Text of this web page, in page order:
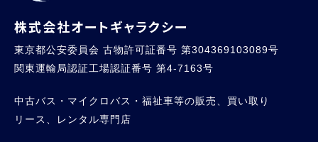
株式会社オートギャラクシー
東京都公安委員会 古物許可証番号 第304369103089号
関東運輸局認証工場認証番号 第4-7163号
中古バス・マイクロバス・福祉車等の販売、買い取り
リース、レンタル専門店